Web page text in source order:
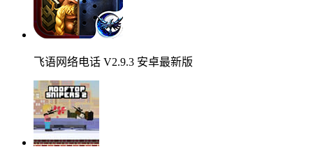
飞语网络电话 V2.9.3 安卓最新版